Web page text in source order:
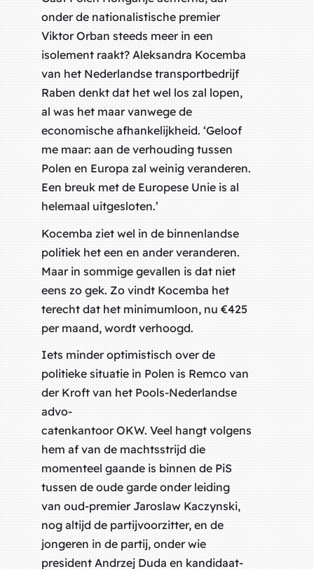
onder de nationalistische premier
Viktor Orban steeds meer in een
isolement raakt? Aleksandra Kocemba
van het Nederlandse transportbedrijf
Raben denkt dat het wel los zal lopen,
al was het maar vanwege de
economische afhankelijkheid. ‘Geloof
me maar: aan de verhouding tussen
Polen en Europa zal weinig veranderen.
Een breuk met de Europese Unie is al
helemaal uitgesloten.’
Kocemba ziet wel in de binnenlandse
politiek het een en ander veranderen.
Maar in sommige gevallen is dat niet
eens zo gek. Zo vindt Kocemba het
terecht dat het minimumloon, nu €425
per maand, wordt verhoogd.
Iets minder optimistisch over de
politieke situatie in Polen is Remco van
der Kroft van het Pools-Nederlandse
advo-
catenkantoor OKW. Veel hangt volgens
hem af van de machtsstrijd die
momenteel gaande is binnen de PiS
tussen de oude garde onder leiding
van oud-premier Jaroslaw Kaczynski,
nog altijd de partijvoorzitter, en de
jongeren in de partij, onder wie
president Andrzej Duda en kandidaat-